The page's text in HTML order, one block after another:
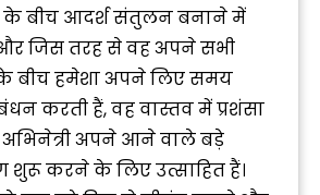
के बीच आदर्श संतुलन बनाने में
और जिस तरह से वह अपने सभी
के बीच हमेशा अपने लिए समय
करती हैं, वह वास्तव में प्रशंसा
अभिनेत्री अपने आने वाले बड़े
शुरू करने के लिए उत्साहित हैं।